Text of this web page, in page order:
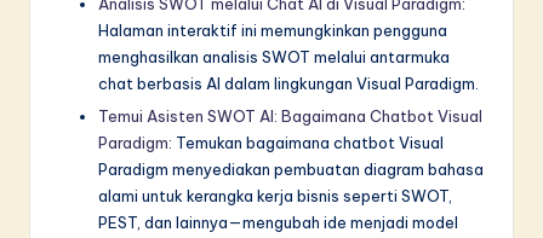
Halaman interaktif ini memungkinkan pengguna
menghasilkan analisis SWOT melalui antarmuka
chat berbasis AI dalam lingkungan Visual Paradigm.
Temui Asisten SWOT AI: Bagaimana Chatbot Visual
Paradigm: Temukan bagaimana chatbot Visual
Paradigm menyediakan pembuatan diagram bahasa
alami untuk kerangka kerja bisnis seperti SWOT,
PEST, dan lainnya—mengubah ide menjadi model